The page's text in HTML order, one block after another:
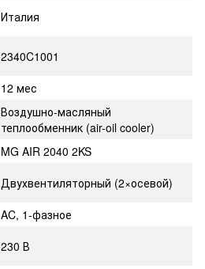
Италия
2340C1001
12 мес
Воздушно-масляный
теплообменник (air-oil cooler)
MG AIR 2040 2KS
Двухвентиляторный (2×осевой)
AC, 1-фазное
230 В